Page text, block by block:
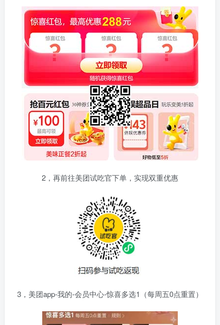
2，再前往美团试吃官下单，实现双重优惠
3，美团app-我的-会员中心-惊喜多选1（每周五0点重置）